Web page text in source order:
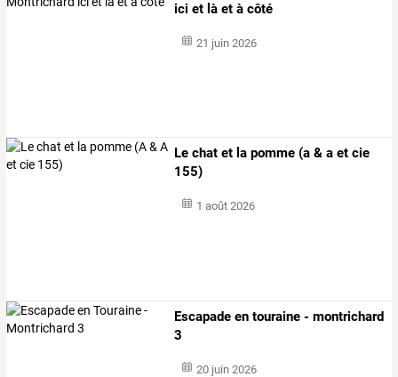
ici et là et à côté
21 juin 2026
Le chat et la pomme (a & a et cie
155)
1 août 2026
Escapade en touraine - montrichard
3
20 juin 2026